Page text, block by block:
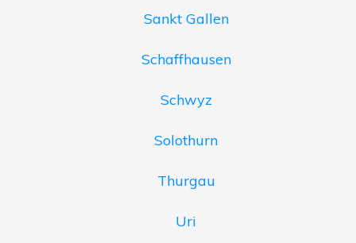
Sankt Gallen
Schaffhausen
Schwyz
Solothurn
Thurgau
Uri